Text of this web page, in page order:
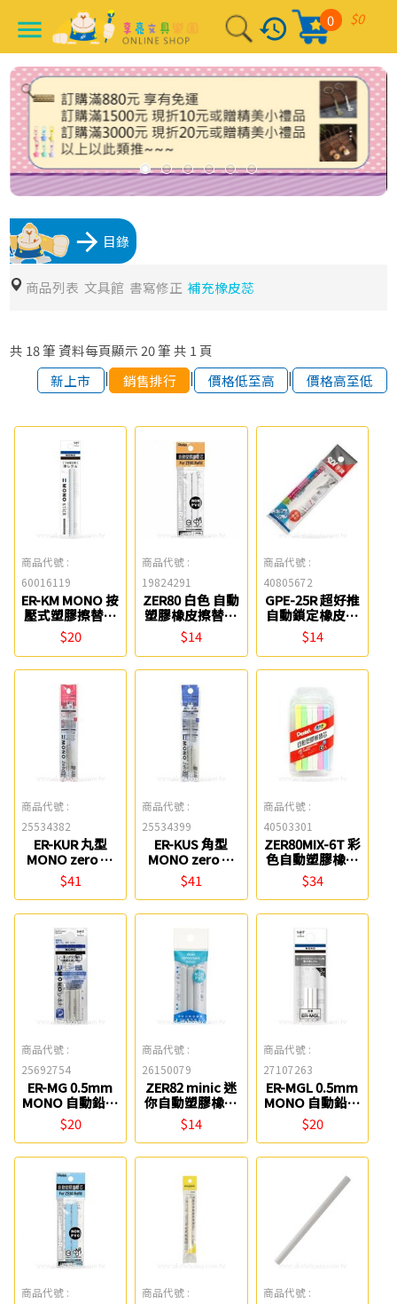
menu history $0
0
arrow_forward 目錄
商品列表 文具館 書寫修正 補充橡皮蕊
共 18筆 資料每頁顯示 20筆 共 1頁
新上市
| 銷售排行 | 價格低至高 | 價格高至低
商品代號 :
60016119
ER-KM MONO 按
壓式塑膠擦替芯
TOMBOW
$20
商品代號 :
19824291
ZER80 白色 自動
塑膠橡皮擦替芯
(2入) Pentel
$14
商品代號 :
40805672
GPE-25R 超好推
自動鎖定橡皮擦
替芯(2入) SDI
$14
商品代號 :
25534382
ER-KUR 丸型
MONO zero 細
字橡皮擦替芯(2
入) TOMBOW
$41
商品代號 :
25534399
ER-KUS 角型
MONO zero 細
字橡皮擦替芯(2
入) TOMBOW
$41
商品代號 :
40503301
ZER80MIX-6T 彩
色自動塑膠橡皮
擦替芯(6入)
Pentel
$34
商品代號 :
25692754
ER-MG 0.5mm
MONO 自動鉛筆
替換式橡皮擦替
芯(3入)
TOMBOW
$20
商品代號 :
26150079
ZER82 minic 迷
你自動塑膠橡皮
擦替芯(3入)
Pentel
$14
商品代號 :
27107263
ER-MGL 0.5mm
MONO 自動鉛筆
替換式橡皮擦替
芯(3入)
TOMBOW
$20
商品代號 :
商品代號 :
商品代號 :